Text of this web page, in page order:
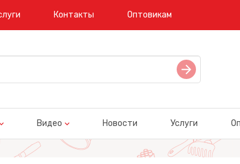
Контакты Оптовикам
Видео Новости Услуги